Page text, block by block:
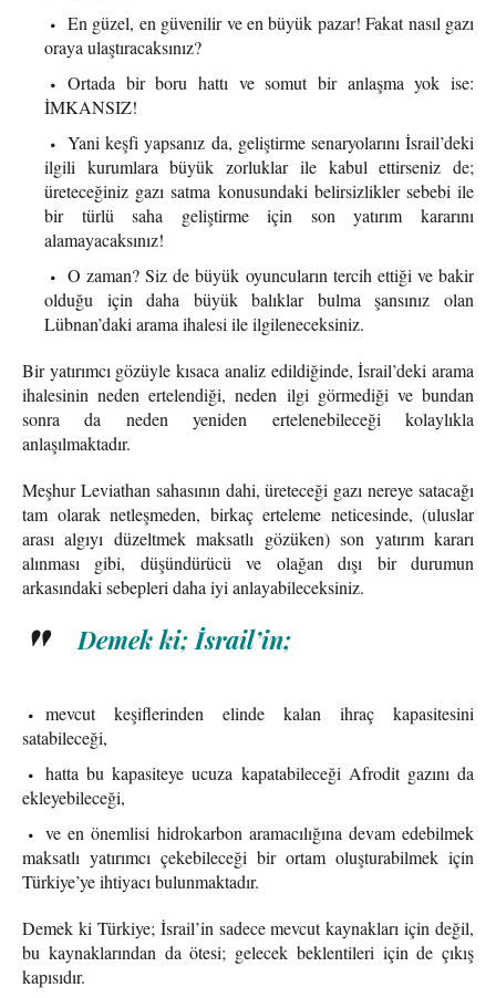
En güzel, en güvenilir ve en büyük pazar! Fakat nasıl gazı
oraya ulaştıracaksınız?
Ortada bir boru hattı ve somut bir anlaşma yok ise:
İMKANSIZ!
Yani keşfi yapsanız da, geliştirme senaryolarını İsrail’deki
ilgili kurumlara büyük zorluklar ile kabul ettirseniz de;
üreteceğiniz gazı satma konusundaki belirsizlikler sebebi ile
bir türlü saha geliştirme için son yatırım kararını
alamayacaksınız!
O zaman? Siz de büyük oyuncuların tercih ettiği ve bakir
olduğu için daha büyük balıklar bulma şansınız olan
Lübnan’daki arama ihalesi ile ilgileneceksiniz.
Bir yatırımcı gözüyle kısaca analiz edildiğinde, İsrail’deki arama
ihalesinin neden ertelendiği, neden ilgi görmediği ve bundan
sonra da neden yeniden ertelenebileceği kolaylıkla
anlaşılmaktadır.
Meşhur Leviathan sahasının dahi, üreteceği gazı nereye satacağı
tam olarak netleşmeden, birkaç erteleme neticesinde, (uluslar
arası algıyı düzeltmek maksatlı gözüken) son yatırım kararı
alınması gibi, düşündürücü ve olağan dışı bir durumun
arkasındaki sebepleri daha iyi anlayabileceksiniz.
Demek ki; İsrail’in;
mevcut keşiflerinden elinde kalan ihraç kapasitesini
satabileceği,
hatta bu kapasiteye ucuza kapatabileceği Afrodit gazını da
ekleyebileceği,
ve en önemlisi hidrokarbon aramacılığına devam edebilmek
maksatlı yatırımcı çekebileceği bir ortam oluşturabilmek için
Türkiye’ye ihtiyacı bulunmaktadır.
Demek ki Türkiye; İsrail’in sadece mevcut kaynakları için değil,
bu kaynaklarından da ötesi; gelecek beklentileri için de çıkış
kapısıdır.